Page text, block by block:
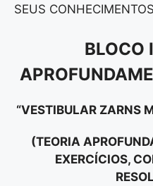
SEUS
BLOCO
“VESTIBULAR ZARNS
(TEORIA
EXERCÍCIOS,